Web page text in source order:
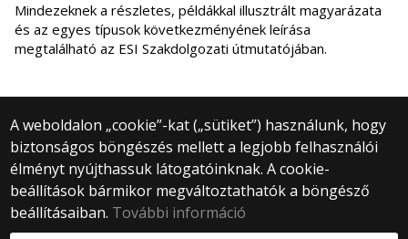
Mindezeknek a részletes, példákkal illusztrált magyarázata
és az egyes típusok következményének leírása
megtalálható az ESI Szakdolgozati útmutatójában.
A weboldalon „cookie”-kat („sütiket”) használunk, hogy
biztonságos böngészés mellett a legjobb felhasználói
élményt nyújthassuk látogatóinknak. A cookie-
beállítások bármikor megváltoztathatók a böngésző
beállításaiban. További információ
© 2025 Eötvös Loránd Tudományegyetem
Minden jog fenntartva.
1053 Budapest, Egyetem tér 1–3.
Központi telefonszám: +36 1 411 6500